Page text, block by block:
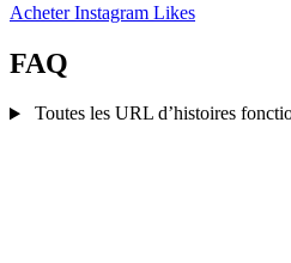
Acheter Instagram Likes
FAQ
Toutes les URL d’histoires